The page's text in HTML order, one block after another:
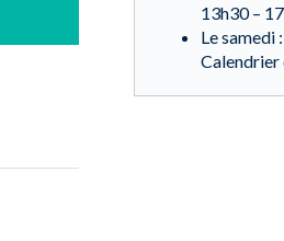
13h30 –
Le samedi
Calendrier